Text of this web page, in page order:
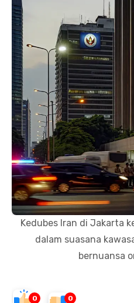
Kedubes Iran di Jakarta
dalam suasana
bernuansa
0 0